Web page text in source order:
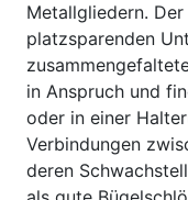
Metallgliedern.
platzsparenden
in Anspruch und
oder in einer
Verbindungen
deren